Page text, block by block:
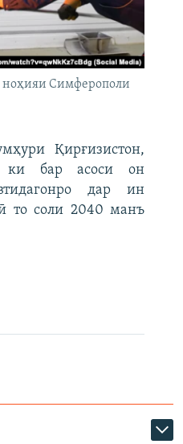
ноҳияи Симферополи
Қирғизистон,
ки бар асоси он
дар ин
то соли 2040 манъ